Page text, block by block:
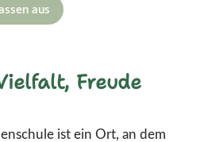
aus
Freude
ist ein Ort, an dem